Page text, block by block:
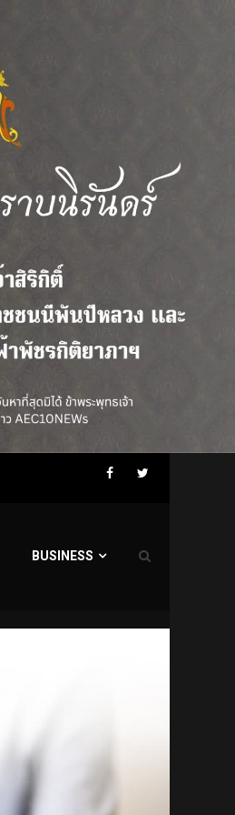
Facebook
Twitter
BUSINESS